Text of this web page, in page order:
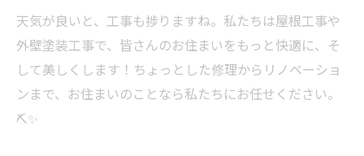
天気が良いと、工事も捗りますね。私たちは屋根工事や
外壁塗装工事で、皆さんのお住まいをもっと快適に、そ
して美しくします！ちょっとした修理からリノベーショ
ンまで、お住まいのことなら私たちにお任せください。
⛏️✨